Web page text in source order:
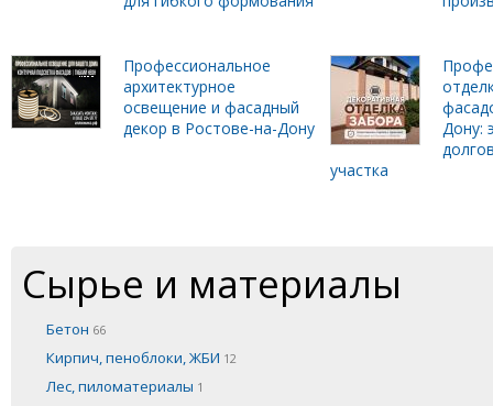
Профессиональное
архитектурное
освещение и фасадный
декор в Ростове-на-Дону
Дону:
участка
Сырье и материалы
Бетон 66
Кирпич, пеноблоки, ЖБИ 12
Лес, пиломатериалы 1